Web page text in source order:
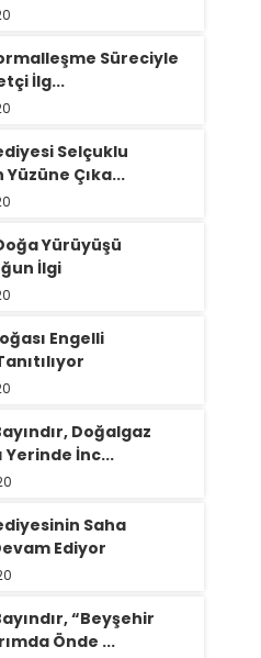
Süreciyle
İlg...
Selçuklu
Yüzüne Çıka...
Yürüyüşü
İlgi
Engelli
Doğalgaz
Yerinde İnc...
Saha
Ediyor
“Beyşehir
Önde ...